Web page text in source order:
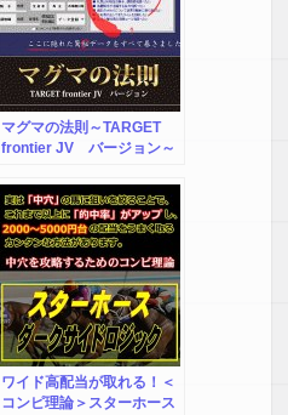
マグマの法則～TARGET
frontier JV バージョン～
ワイド高配当が取れる！＜
コンピ理論＞スターホース